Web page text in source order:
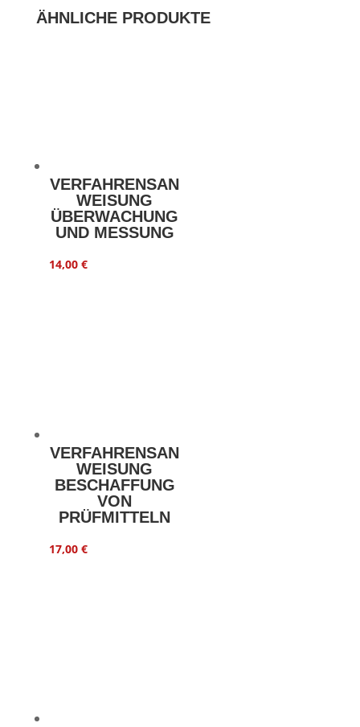
ÄHNLICHE PRODUKTE
VERFAHRENSAN
WEISUNG
ÜBERWACHUNG
UND MESSUNG
14,00 €
VERFAHRENSAN
WEISUNG
BESCHAFFUNG
VON
PRÜFMITTELN
17,00 €